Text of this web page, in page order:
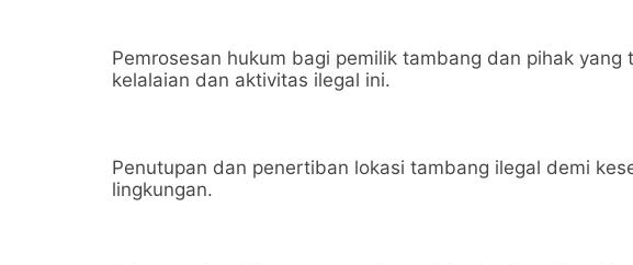
Pemrosesan hukum bagi pemilik tambang dan pihak
kelalaian dan aktivitas ilegal ini.
Penutupan dan penertiban lokasi tambang ilegal demi
lingkungan.